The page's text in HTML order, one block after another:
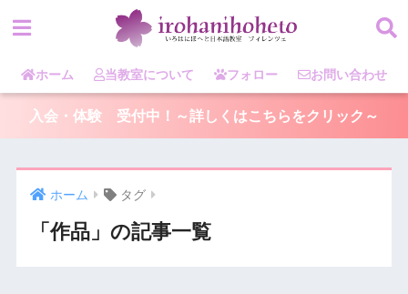
ホーム 当教室について フォロー お問い合わせ
入会・体験 受付中！～詳しくはこちらをクリック～
ホーム タグ
「作品」の記事一覧